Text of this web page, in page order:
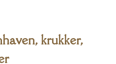
krukker,